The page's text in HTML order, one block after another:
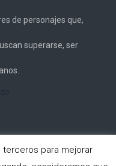
de personajes que,
superarse, ser
para mejorar